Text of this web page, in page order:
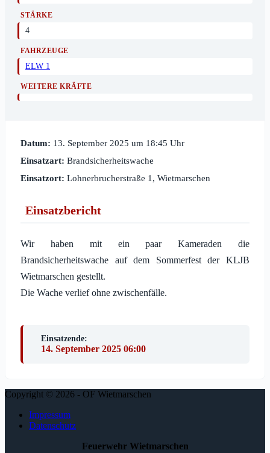
STÄRKE
4
FAHRZEUGE
ELW 1
WEITERE KRÄFTE
Datum: 13. September 2025 um 18:45 Uhr
Einsatzart: Brandsicherheitswache
Einsatzort: Lohnerbrucherstraße 1, Wietmarschen
Einsatzbericht
Wir haben mit ein paar Kameraden die
Brandsicherheitswache auf dem Sommerfest der KLJB
Wietmarschen gestellt.
Die Wache verlief ohne zwischenfälle.
Einsatzende:
14. September 2025 06:00
Copyright © 2026 - OF Wietmarschen
Impressum
Datenschutz
Feuerwehr Wietmarschen